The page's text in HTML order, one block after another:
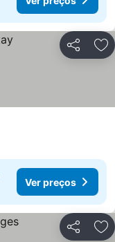
Partilhar
Ver preços
Partilhar